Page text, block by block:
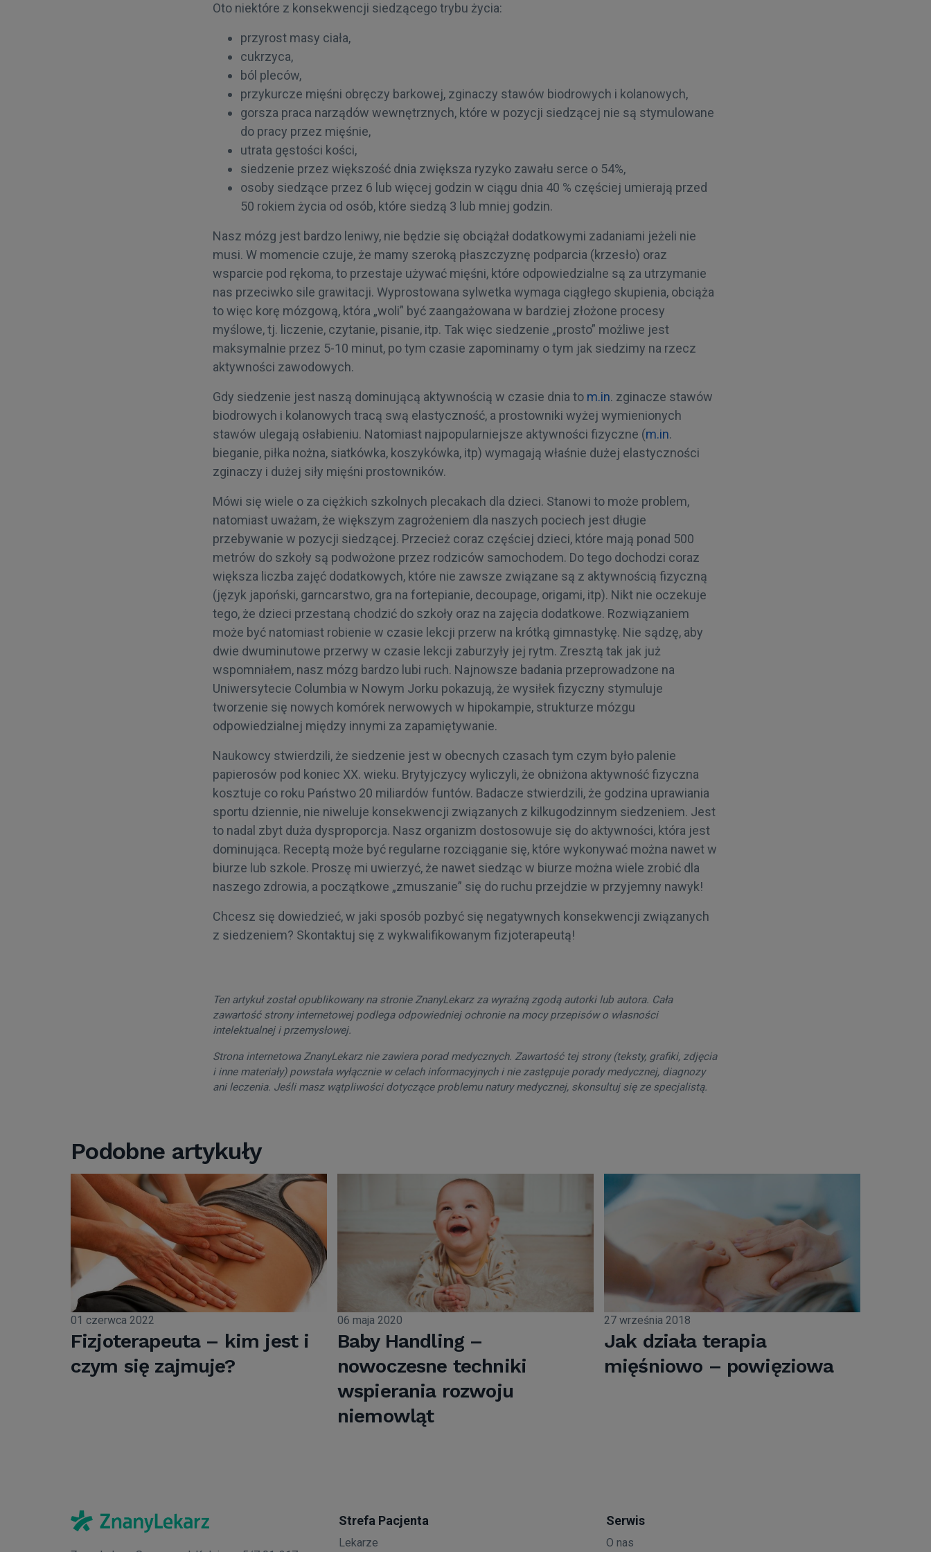
Oto niektóre z konsekwencji siedzącego trybu życia:
przyrost masy ciała,
cukrzyca,
ból pleców,
przykurcze mięśni obręczy barkowej, zginaczy stawów biodrowych i kolanowych,
gorsza praca narządów wewnętrznych, które w pozycji siedzącej nie są stymulowane
do pracy przez mięśnie,
utrata gęstości kości,
siedzenie przez większość dnia zwiększa ryzyko zawału serce o 54%,
osoby siedzące przez 6 lub więcej godzin w ciągu dnia 40 % częściej umierają przed
50 rokiem życia od osób, które siedzą 3 lub mniej godzin.
Nasz mózg jest bardzo leniwy, nie będzie się obciążał dodatkowymi zadaniami jeżeli nie
musi. W momencie czuje, że mamy szeroką płaszczyznę podparcia (krzesło) oraz
wsparcie pod rękoma, to przestaje używać mięśni, które odpowiedzialne są za utrzymanie
nas przeciwko sile grawitacji. Wyprostowana sylwetka wymaga ciągłego skupienia, obciąża
to więc korę mózgową, która „woli” być zaangażowana w bardziej złożone procesy
myślowe, tj. liczenie, czytanie, pisanie, itp. Tak więc siedzenie „prosto” możliwe jest
maksymalnie przez 5-10 minut, po tym czasie zapominamy o tym jak siedzimy na rzecz
aktywności zawodowych.
Gdy siedzenie jest naszą dominującą aktywnością w czasie dnia to m.in. zginacze stawów
biodrowych i kolanowych tracą swą elastyczność, a prostowniki wyżej wymienionych
stawów ulegają osłabieniu. Natomiast najpopularniejsze aktywności fizyczne (m.in.
bieganie, piłka nożna, siatkówka, koszykówka, itp) wymagają właśnie dużej elastyczności
zginaczy i dużej siły mięśni prostowników.
Mówi się wiele o za ciężkich szkolnych plecakach dla dzieci. Stanowi to może problem,
natomiast uważam, że większym zagrożeniem dla naszych pociech jest długie
przebywanie w pozycji siedzącej. Przecież coraz częściej dzieci, które mają ponad 500
metrów do szkoły są podwożone przez rodziców samochodem. Do tego dochodzi coraz
większa liczba zajęć dodatkowych, które nie zawsze związane są z aktywnością fizyczną
(język japoński, garncarstwo, gra na fortepianie, decoupage, origami, itp). Nikt nie oczekuje
tego, że dzieci przestaną chodzić do szkoły oraz na zajęcia dodatkowe. Rozwiązaniem
może być natomiast robienie w czasie lekcji przerw na krótką gimnastykę. Nie sądzę, aby
dwie dwuminutowe przerwy w czasie lekcji zaburzyły jej rytm. Zresztą tak jak już
wspomniałem, nasz mózg bardzo lubi ruch. Najnowsze badania przeprowadzone na
Uniwersytecie Columbia w Nowym Jorku pokazują, że wysiłek fizyczny stymuluje
tworzenie się nowych komórek nerwowych w hipokampie, strukturze mózgu
odpowiedzialnej między innymi za zapamiętywanie.
Naukowcy stwierdzili, że siedzenie jest w obecnych czasach tym czym było palenie
papierosów pod koniec XX. wieku. Brytyjczycy wyliczyli, że obniżona aktywność fizyczna
kosztuje co roku Państwo 20 miliardów funtów. Badacze stwierdzili, że godzina uprawiania
sportu dziennie, nie niweluje konsekwencji związanych z kilkugodzinnym siedzeniem. Jest
to nadal zbyt duża dysproporcja. Nasz organizm dostosowuje się do aktywności, która jest
dominująca. Receptą może być regularne rozciąganie się, które wykonywać można nawet w
biurze lub szkole. Proszę mi uwierzyć, że nawet siedząc w biurze można wiele zrobić dla
naszego zdrowia, a początkowe „zmuszanie” się do ruchu przejdzie w przyjemny nawyk!
Chcesz się dowiedzieć, w jaki sposób pozbyć się negatywnych konsekwencji związanych
z siedzeniem? Skontaktuj się z wykwalifikowanym fizjoterapeutą!
Ten artykuł został opublikowany na stronie ZnanyLekarz za wyraźną zgodą autorki lub autora. Cała
zawartość strony internetowej podlega odpowiedniej ochronie na mocy przepisów o własności
intelektualnej i przemysłowej.
Strona internetowa ZnanyLekarz nie zawiera porad medycznych. Zawartość tej strony (teksty, grafiki, zdjęcia
i inne materiały) powstała wyłącznie w celach informacyjnych i nie zastępuje porady medycznej, diagnozy
ani leczenia. Jeśli masz wątpliwości dotyczące problemu natury medycznej, skonsultuj się ze specjalistą.
Podobne artykuły
01 czerwca 2022
Fizjoterapeuta – kim jest i
czym się zajmuje?
06 maja 2020
Baby Handling –
nowoczesne techniki
wspierania rozwoju
niemowląt
27 września 2018
Jak działa terapia
mięśniowo – powięziowa
Strefa Pacjenta
Lekarze
Serwis
O nas